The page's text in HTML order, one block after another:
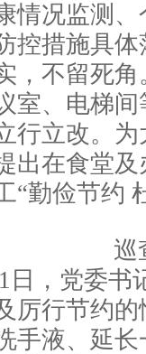
情况监测
控措施具
，不留死
室、电梯
行立改。
出在食堂
“勤俭节约
巡
日，党委书
厉行节约
手液、延